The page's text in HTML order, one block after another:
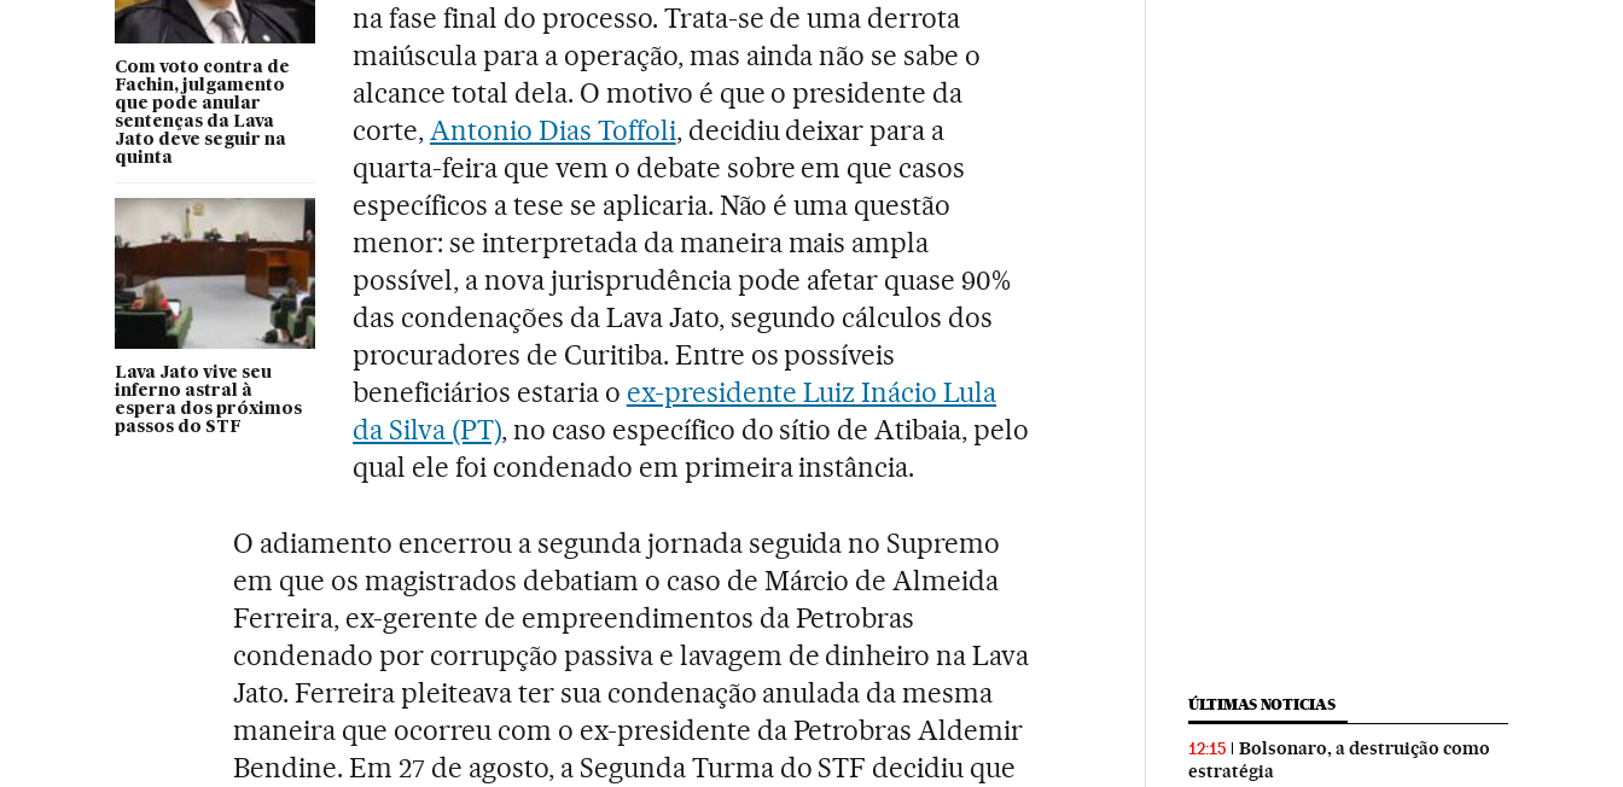
Com voto contra de
Fachin, julgamento
que pode anular
sentenças da Lava
Jato deve seguir na
quinta
Lava Jato vive seu
inferno astral à
espera dos próximos
passos do STF
na fase final do processo. Trata-se de uma derrota
maiúscula para a operação, mas ainda não se sabe o
alcance total dela. O motivo é que o presidente da
corte,Antonio Dias Toffoli, decidiu deixar para a
quarta-feira que vem o debate sobre em que casos
específicos a tese se aplicaria. Não é uma questão
menor: se interpretada da maneira mais ampla
possível, a nova jurisprudência pode afetar quase 90%
das condenações da Lava Jato, segundo cálculos dos
procuradores de Curitiba. Entre os possíveis
beneficiários estaria o ex-presidente Luiz Inácio Lula
da Silva (PT), no caso específico do sítio de Atibaia, pelo
qual ele foi condenado em primeira instância.
O adiamento encerrou a segunda jornada seguida no Supremo
em que os magistrados debatiam o caso de Márcio de Almeida
Ferreira, ex-gerente de empreendimentos da Petrobras
condenado por corrupção passiva e lavagem de dinheiro na Lava
Jato. Ferreira pleiteava ter sua condenação anulada da mesma
maneira que ocorreu com o ex-presidente da Petrobras Aldemir
Bendine. Em 27 de agosto, a Segunda Turma do STF decidiu que
ÚLTIMAS NOTICIAS
12:15
Bolsonaro, a destruição como
estratégia